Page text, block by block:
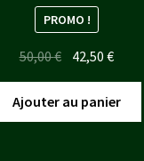
PROMO !
50,00€ Le
initial
était :
42,50€Le
actuel
est :
Ajouter au panier